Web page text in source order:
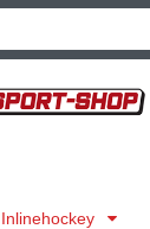
Inlinehockey